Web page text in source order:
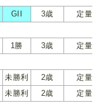
GII 3歳 定量
1勝 3歳 定量
未勝利 2歳
定量
未勝利 2歳 定量